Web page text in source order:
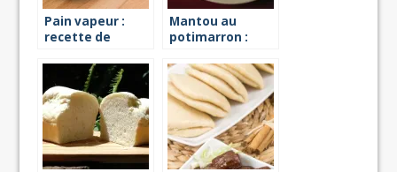
Pain vapeur :
recette de
Mantou au
potimarron :